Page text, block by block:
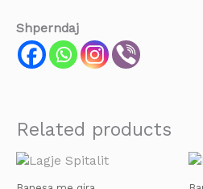
Shperndaj
Related products